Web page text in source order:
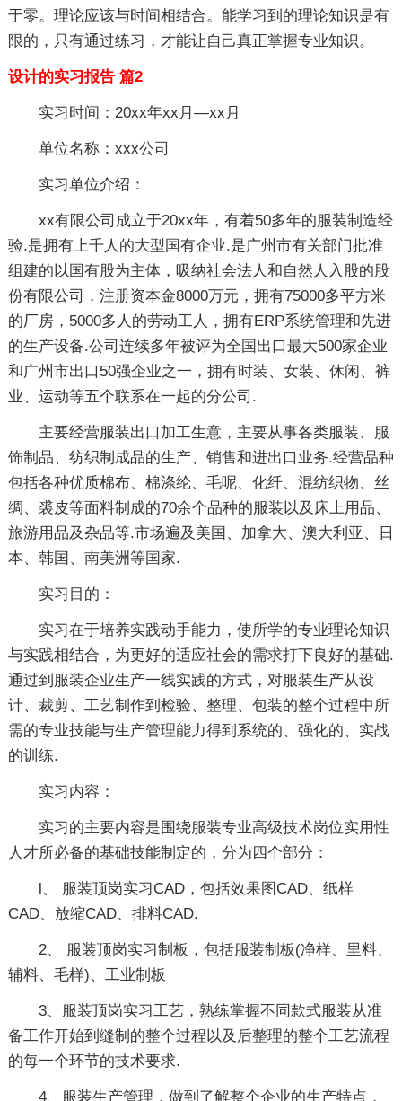
于零。理论应该与时间相结合。能学习到的理论知识是有
限的，只有通过练习，才能让自己真正掌握专业知识。
设计的实习报告 篇2
实习时间： 20xx年xx月—xx月
单位名称：xxx公司
实习单位介绍：
xx有限公司成立于20xx年，有着50多年的服装制造经
验.是拥有上千人的大型国有企业.是广州市有关部门批准
组建的以国有股为主体，吸纳社会法人和自然人入股的股
份有限公司，注册资本金8000万元，拥有75000多平方米
的厂房，5000多人的劳动工人，拥有ERP系统管理和先进
的生产设备.公司连续多年被评为全国出口最大500家企业
和广州市出口50强企业之一，拥有时装、女装、休闲、裤
业、运动等五个联系在一起的分公司.
主要经营服装出口加工生意，主要从事各类服装、服
饰制品、纺织制成品的生产、销售和进出口业务.经营品种
包括各种优质棉布、棉涤纶、毛呢、化纤、混纺织物、丝
绸、裘皮等面料制成的70余个品种的服装以及床上用品、
旅游用品及杂品等.市场遍及美国、加拿大、澳大利亚、日
本、韩国、南美洲等国家.
实习目的：
实习在于培养实践动手能力，使所学的专业理论知识
与实践相结合，为更好的适应社会的需求打下良好的基础.
通过到服装企业生产一线实践的方式，对服装生产从设
计、裁剪、工艺制作到检验、整理、包装的整个过程中所
需的专业技能与生产管理能力得到系统的、强化的、实战
的训练.
实习内容：
实习的主要内容是围绕服装专业高级技术岗位实用性
人才所必备的基础技能制定的，分为四个部分：
l、 服装顶岗实习CAD，包括效果图CAD、纸样
CAD、放缩CAD、排料CAD.
2、 服装顶岗实习制板，包括服装制板(净样、里料、
辅料、毛样)、工业制板
3、服装顶岗实习工艺，熟练掌握不同款式服装从准
备工作开始到缝制的整个过程以及后整理的整个工艺流程
的每一个环节的技术要求.
4、服装生产管理，做到了解整个企业的生产特点，